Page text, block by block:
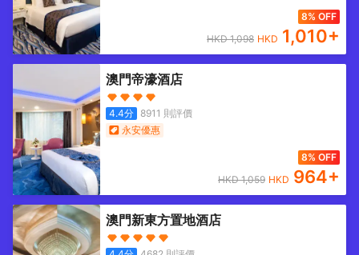
8% OFF
HKD1,098 HKD 1,010+
澳門帝濠酒店
4.4分 8911 則評價
永安優惠
8% OFF
HKD1,059 HKD 964+
澳門新東方置地酒店